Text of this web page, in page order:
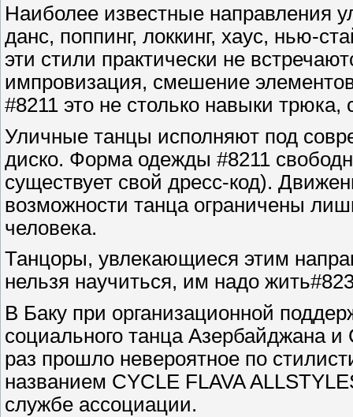
Наиболее известные направления
данс, поппинг, локкинг, хаус, нью-
эти стили практически не
импровизация, смешение
#8211 это не столько навыки
Уличные танцы исполняют под
диско. Форма одежды #8211
существует свой дресс-код).
возможности танца ограничены
человека.
Танцоры, увлекающиеся этим
нельзя научиться, им надо
В Баку при организационной
социального танца Азербайджана
раз прошло невероятное по
названием СYCLE FLAVA
службе ассоциации.